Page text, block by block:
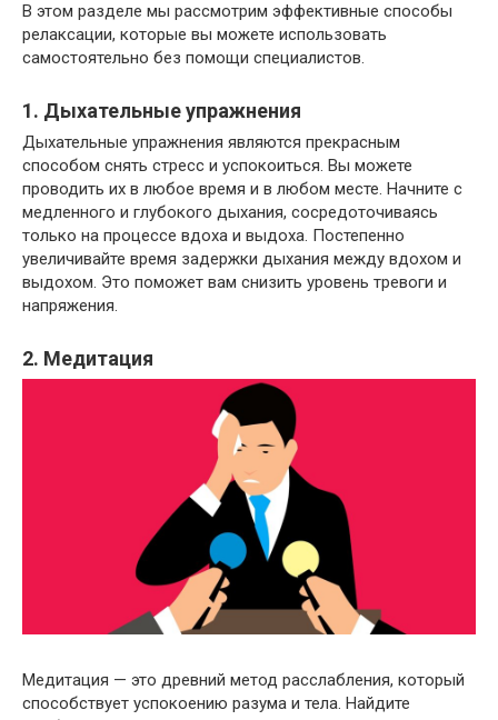
В этом разделе мы рассмотрим эффективные способы
релаксации, которые вы можете использовать
самостоятельно без помощи специалистов.
1. Дыхательные упражнения
Дыхательные упражнения являются прекрасным
способом снять стресс и успокоиться. Вы можете
проводить их в любое время и в любом месте. Начните с
медленного и глубокого дыхания, сосредоточиваясь
только на процессе вдоха и выдоха. Постепенно
увеличивайте время задержки дыхания между вдохом и
выдохом. Это поможет вам снизить уровень тревоги и
напряжения.
2. Медитация
Медитация — это древний метод расслабления, который
способствует успокоению разума и тела. Найдите